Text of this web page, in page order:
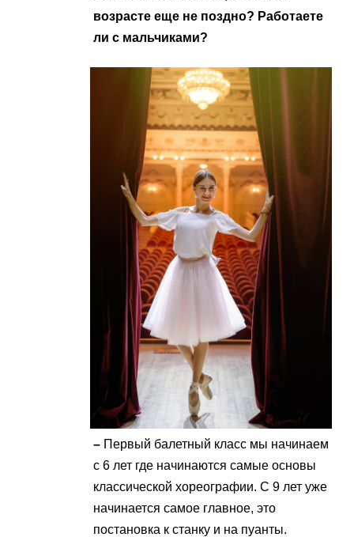
возрасте еще не поздно? Работаете
ли с мальчиками?
– Первый балетный класс мы начинаем
с 6 лет где начинаются самые основы
классической хореографии. С 9 лет уже
начинается самое главное, это
постановка к станку и на пуанты.